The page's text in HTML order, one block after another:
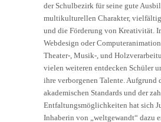
der Schulbezirk für seine gute
multikulturellen Charakter,
und die Förderung von Kreativität.
Webdesign oder
Theater-, Musik-, und
vielen weiteren entdecken Schüler
ihre verborgenen Talente. Aufgrund
akademischen Standards und der
Entfaltungsmöglichkeiten hat sich
Inhaberin von „weltgewandt“ dazu